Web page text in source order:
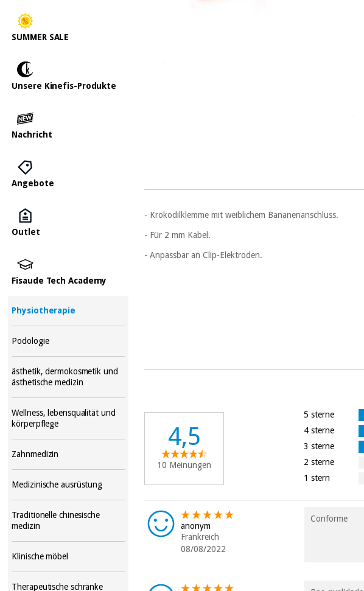
SUMMER SALE
Unsere Kinefis-Produkte
Nachricht
Angebote
Outlet
Fisaude Tech Academy
Physiotherapie
Podologie
ästhetik, dermokosmetik und
ästhetische medizin
Wellness, lebensqualität und
körperpflege
Zahnmedizin
Medizinische ausrüstung
Traditionelle chinesische
medizin
Klinische möbel
Therapeutische schränke
- Krokodilklemme mit weiblichem Bananenanschluss.
- Für 2 mm Kabel.
- Anpassbar an Clip-Elektroden.
4,5
10 Meinungen
5 sterne
4 sterne
3 sterne
2 sterne
1 stern
anonym
Frankreich
08/08/2022
Conforme